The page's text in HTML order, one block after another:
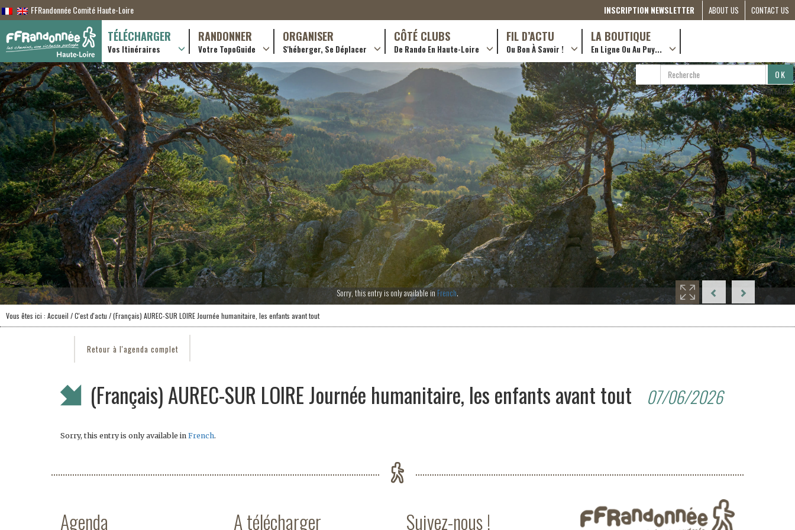
Sorry, this entry is only available in French.
FFRandonnée Comité Haute-Loire INSCRIPTION NEWSLETTER
ABOUT US
RÔLES &
ACTIONS
PARTNERSHIPS
ETRE
BÉNÉVOLE
(FRANÇAIS)
COMPAGNON
DE ROUTE
2022
CONTACT US
TÉLÉCHARGER
Vos Itinéraires
RANDONNER
Votre TopoGuide
Randonnées itinerantes (GR)
Randonnées à la journée (PR)
Online shop
Useful & advice
ORGANISER
S'héberger, Se Déplacer
Hotellerie
Transporteurs & services
CÔTÉ CLUBS
De Rando En Haute-Loire
Train yourself
Rando douce
Trouver un club
Adhérer
Créer un club
FIL D’ACTU
Ou Bon À Savoir !
LA BOUTIQUE
En Ligne Ou Au Puy...
… en ville !
…en ligne !
RECHERCHER
RECHERCHE
PARTAGER
Vous êtes ici : Accueil /C'est d'actu / (Français) AUREC-SUR LOIRE Journée humanitaire, les enfants avant tout
Retour à l'agenda complet
(Français) AUREC-SUR LOIRE Journée humanitaire, les enfants avant tout 07/06/2026
Sorry, this entry is only available in French.
Agenda A télécharger Suivez-nous !